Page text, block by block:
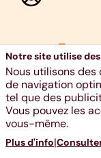
Ethias s.a., voie
TVA BE
info@ethias.be -
Notre site utilise
Nous utilisons
de navigation
tel que des
Vous pouvez les
vous-même.
Plus d'info|